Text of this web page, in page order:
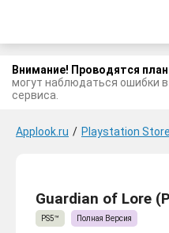
Внимание! Проводятся
могут наблюдаться ошибки
сервиса.
Applook.ru / Playstation Store
Guardian of Lore
PS5™ Полная Версия